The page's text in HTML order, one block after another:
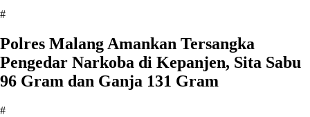
#
Polres Malang Amankan Tersangka
Pengedar Narkoba di Kepanjen, Sita Sabu
96 Gram dan Ganja 131 Gram
#